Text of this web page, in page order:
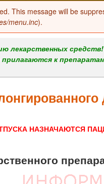
This message will be
menu.inc).
лекарственных
к
НАЗНАЧАЮТСЯ